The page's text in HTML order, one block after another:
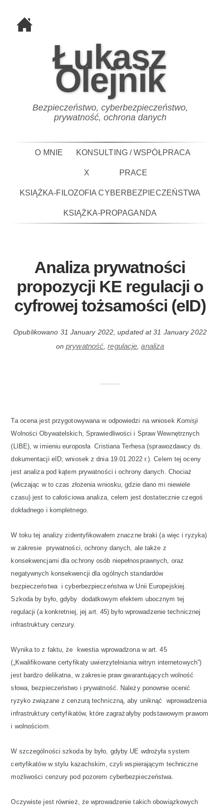
Łukasz
Olejnik
Bezpieczeństwo, cyberbezpieczeństwo,
prywatność, ochrona danych
O MNIE KONSULTING / WSPÓŁPRACA
X PRACE
KSIĄŻKA-FILOZOFIA CYBERBEZPIECZEŃSTWA
KSIĄŻKA-PROPAGANDA
Analiza prywatności
propozycji KE regulacji o
cyfrowej tożsamości (eID)
Opublikowano 31 January 2022 , updated at31 January 2022
onprywatność ,regulacje ,analiza
Ta ocena jest przygotowywana w odpowiedzi na wniosek Komisji
Wolności Obywatelskich, Sprawiedliwości i Spraw Wewnętrznych
(LIBE), w imieniu europosła Cristiana Terhesa (sprawozdawcy ds.
dokumentacji eID; wniosek z dnia 19.01.2022 r.). Celem tej oceny
jest analiza pod kątem prywatności i ochrony danych. Chociaż
(wliczając w to czas złożenia wniosku, gdzie dano mi niewiele
czasu) jest to całościowa analiza, celem jest dostatecznie czegoś
dokładnego i kompletnego.
W toku tej analizy zidentyfikowałem znaczne braki (a więc i ryzyka)
w zakresie prywatności, ochrony danych, ale także z
konsekwencjami dla ochrony osób niepełnosprawnych, oraz
negatywnych konsekwencji dla ogólnych standardów
bezpieczeństwa i cyberbezpieczeństwa w Unii Europejskiej.
Szkoda by było, gdyby dodatkowym efektem ubocznym tej
regulacji (a konkretniej, jej art. 45) było wprowadzenie technicznej
infrastruktury cenzury.
Wynika to z faktu, że kwestia wprowadzona w art. 45
(„Kwalifikowane certyfikaty uwierzytelniania witryn internetowych”)
jest bardzo delikatna, w zakresie praw gwarantujących wolność
słowa, bezpieczeństwo i prywatność. Należy ponownie ocenić
ryzyko związane z cenzurą techniczną, aby uniknąć wprowadzenia
infrastruktury certyfikatów, które zagrażałyby podstawowym prawom
i wolnościom.
W szczególności szkoda by było, gdyby UE wdrożyła system
certyfikatów w stylu kazachskim, czyli wspierającym techniczne
możliwości cenzury pod pozorem cyberbezpieczeństwa.
Oczywiste jest również, że wprowadzenie takich obowiązkowych